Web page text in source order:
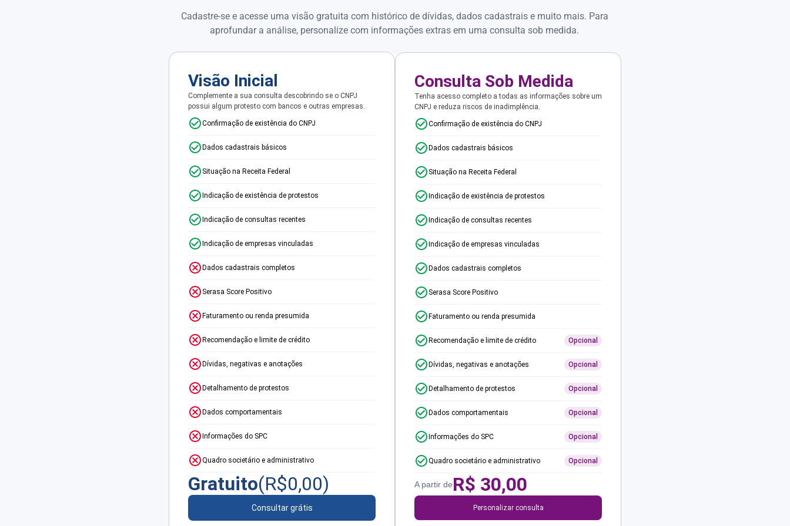
Cadastre-se e acesse uma visão gratuita com histórico de dívidas, dados cadastrais e muito mais. Para
aprofundar a análise, personalize com informações extras em uma consulta sob medida.
Visão Inicial
Complemente a sua consulta descobrindo se o CNPJ
possui algum protesto com bancos e outras empresas.
Confirmação de existência do CNPJ
Dados cadastrais básicos
Situação na Receita Federal
Indicação de existência de protestos
Indicação de consultas recentes
Indicação de empresas vinculadas
Dados cadastrais completos
Serasa Score Positivo
Faturamento ou renda presumida
Recomendação e limite de crédito
Dívidas, negativas e anotações
Detalhamento de protestos
Dados comportamentais
Informações do SPC
Quadro societário e administrativo
Gratuito(R$0,00)
Consultar grátis
Consulta Sob Medida
Tenha acesso completo a todas as informações sobre um
CNPJ e reduza riscos de inadimplência.
Confirmação de existência do CNPJ
Dados cadastrais básicos
Situação na Receita Federal
Indicação de existência de protestos
Indicação de consultas recentes
Indicação de empresas vinculadas
Dados cadastrais completos
Serasa Score Positivo
Faturamento ou renda presumida
Recomendação e limite de crédito Opcional
Dívidas, negativas e anotações Opcional
Detalhamento de protestos Opcional
Dados comportamentais Opcional
Informações do SPC Opcional
Quadro societário e administrativo Opcional
A partir deR$ 30,00
Personalizar consulta